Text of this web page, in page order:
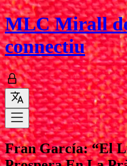
MLCMirall
connectiu
Fran García: “El